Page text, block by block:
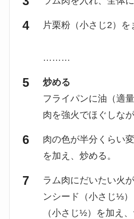
片栗粉（小さじ2）を
………
炒める
フライパンに油（適
肉を強火でほぐしなが
肉の色が半分くらい
を加え、炒める。
ラム肉にだいたい火
ンシード（小さじ⅓
（小さじ½）を加え